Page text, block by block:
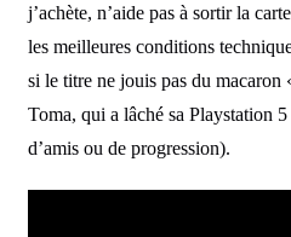
j’achète, n’aide pas à sortir la
les meilleures conditions
si le titre ne jouis pas du
Toma, qui a lâché sa Playstation
d’amis ou de progression).